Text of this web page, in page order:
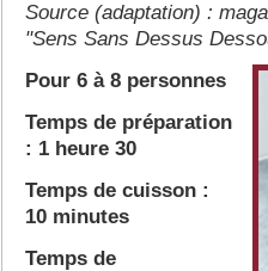
Source (adaptation) :
"Sens Sans Dessus
Pour 6 à 8 personnes
Temps de préparation
: 1 heure 30
Temps de cuisson :
10 minutes
Temps de